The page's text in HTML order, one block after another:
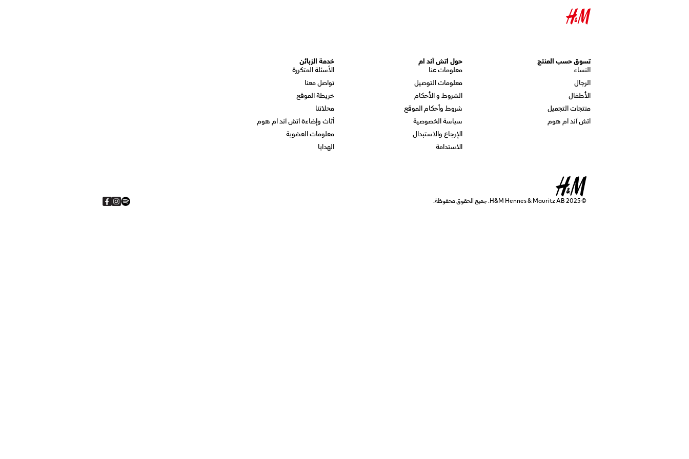
تسوق حسب المنتج
النساء
الرجال
الأطفال
منتجات التجميل
اتش آند ام هوم
حول اتش آند ام
معلومات عنا
معلومات التوصيل
الشروط و الأحكام
شروط وأحكام الموقع
سياسة الخصوصية
الإرجاع والاستبدال
الاستدامة
خدمة الزبائن
الأسئلة المتكررة
تواصل معنا
خريطة الموقع
محلاتنا
أثاث وإضاءة اتش آند ام هوم
معلومات العضوية
الهدايا
© 2025 H&M Hennes & Mauritz AB. جميع الحقوق محفوظة.